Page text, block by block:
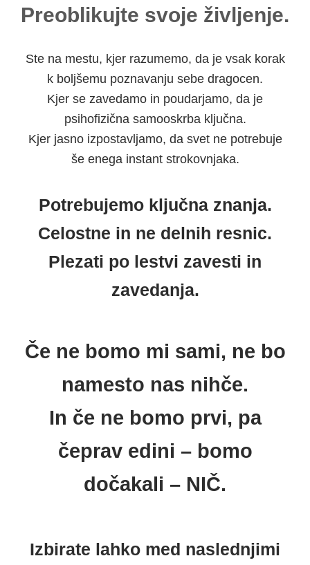
Preoblikujte svoje življenje.
Ste na mestu, kjer razumemo, da je vsak korak
k boljšemu poznavanju sebe dragocen.
Kjer se zavedamo in poudarjamo, da je
psihofizična samooskrba ključna.
Kjer jasno izpostavljamo, da svet ne potrebuje
še enega instant strokovnjaka.
Potrebujemo ključna znanja.
Celostne in ne delnih resnic.
Plezati po lestvi zavesti in
zavedanja.
Če ne bomo mi sami, ne bo
namesto nas nihče.
In če ne bomo prvi, pa
čeprav edini – bomo
dočakali – NIČ.
Izbirate lahko med naslednjimi